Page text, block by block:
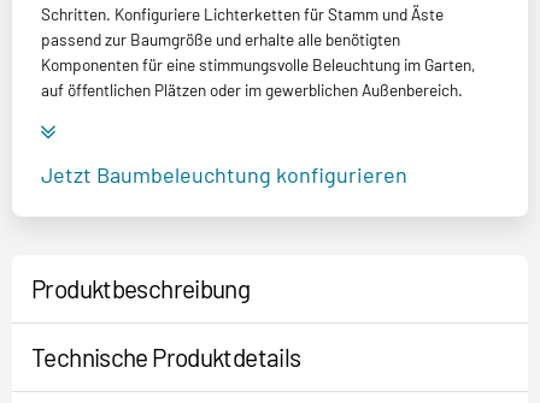
Schritten. Konfiguriere Lichterketten für Stamm und Äste
passend zur Baumgröße und erhalte alle benötigten
Komponenten für eine stimmungsvolle Beleuchtung im Garten,
auf öffentlichen Plätzen oder im gewerblichen Außenbereich.
Jetzt Baumbeleuchtung konfigurieren
Produktbeschreibung
Technische Produktdetails